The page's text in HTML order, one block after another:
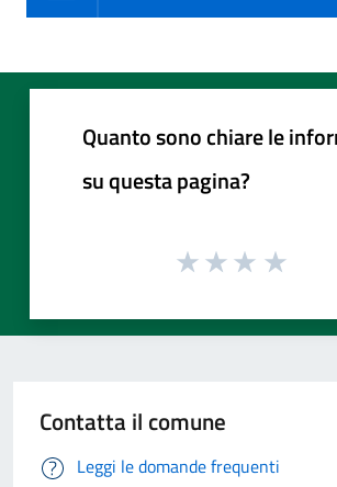
Quanto sono chiare le
su questa pagina?
Contatta il comune
Leggi le domande frequenti